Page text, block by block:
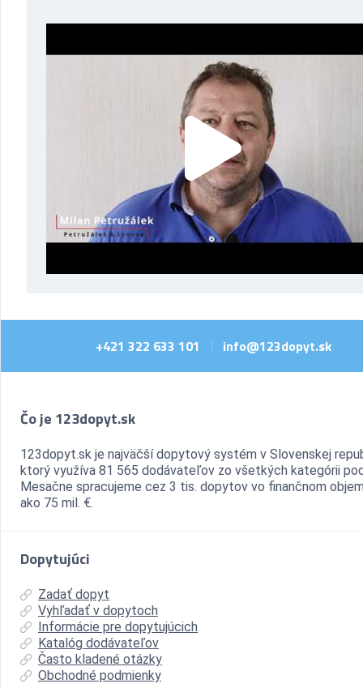
+421 322 633 101 info@123dopyt.sk
Čo je 123dopyt.sk
123dopyt.sk je najväčší dopytový systém v Slovenskej
ktorý využíva 81 565 dodávateľov zo všetkých kategórii
Mesačne spracujeme cez 3 tis. dopytov vo finančnom
ako 75 mil. €.
Dopytujúci
Zadať dopyt
Vyhľadať v dopytoch
Informácie pre dopytujúcich
Katalóg dodávateľov
Často kladené otázky
Obchodné podmienky